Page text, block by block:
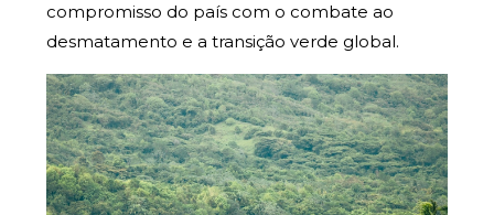
compromisso do país com o combate ao
desmatamento e a transição verde global.